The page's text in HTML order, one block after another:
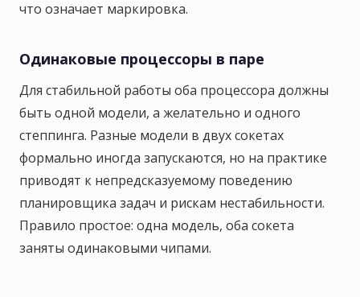
что означает маркировка.
Одинаковые процессоры в паре
Для стабильной работы оба процессора должны
быть одной модели, а желательно и одного
степпинга. Разные модели в двух сокетах
формально иногда запускаются, но на практике
приводят к непредсказуемому поведению
планировщика задач и рискам нестабильности.
Правило простое: одна модель, оба сокета
заняты одинаковыми чипами.